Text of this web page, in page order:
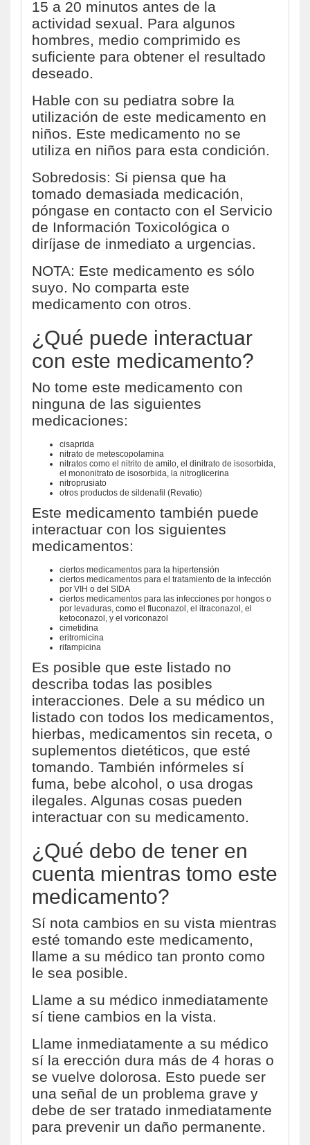
15 a 20 minutos antes de la
actividad sexual. Para algunos
hombres, medio comprimido es
suficiente para obtener el resultado
deseado.
Hable con su pediatra sobre la
utilización de este medicamento en
niños. Este medicamento no se
utiliza en niños para esta condición.
Sobredosis: Si piensa que ha
tomado demasiada medicación,
póngase en contacto con el Servicio
de Información Toxicológica o
diríjase de inmediato a urgencias.
NOTA: Este medicamento es sólo
suyo. No comparta este
medicamento con otros.
¿Qué puede interactuar
con este medicamento?
No tome este medicamento con
ninguna de las siguientes
medicaciones:
cisaprida
nitrato de metescopolamina
nitratos como el nitrito de amilo, el dinitrato de isosorbida,
el mononitrato de isosorbida, la nitroglicerina
nitroprusiato
otros productos de sildenafil (Revatio)
Este medicamento también puede
interactuar con los siguientes
medicamentos:
ciertos medicamentos para la hipertensión
ciertos medicamentos para el tratamiento de la infección
por VIH o del SIDA
ciertos medicamentos para las infecciones por hongos o
por levaduras, como el fluconazol, el itraconazol, el
ketoconazol, y el voriconazol
cimetidina
eritromicina
rifampicina
Es posible que este listado no
describa todas las posibles
interacciones. Dele a su médico un
listado con todos los medicamentos,
hierbas, medicamentos sin receta, o
suplementos dietéticos, que esté
tomando. También infórmeles sí
fuma, bebe alcohol, o usa drogas
ilegales. Algunas cosas pueden
interactuar con su medicamento.
¿Qué debo de tener en
cuenta mientras tomo este
medicamento?
Sí nota cambios en su vista mientras
esté tomando este medicamento,
llame a su médico tan pronto como
le sea posible.
Llame a su médico inmediatamente
sí tiene cambios en la vista.
Llame inmediatamente a su médico
sí la erección dura más de 4 horas o
se vuelve dolorosa. Esto puede ser
una señal de un problema grave y
debe de ser tratado inmediatamente
para prevenir un daño permanente.